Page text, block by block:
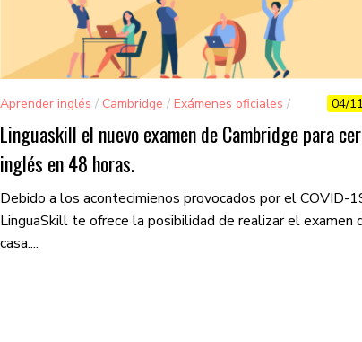
Aprender inglés / Cambridge / Exámenes oficiales /
Linguaskill
04/
Linguaskill el nuevo examen de Cambridge para
inglés en 48 horas.
Debido a los acontecimienos provocados por el COVID-
LinguaSkill te ofrece la posibilidad de realizar el examen
casa....